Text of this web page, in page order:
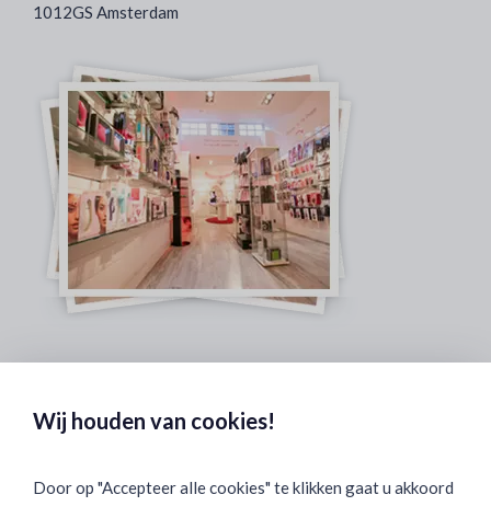
1012GS Amsterdam
Wij houden van cookies!
Door op "Accepteer alle cookies" te klikken gaat u akkoord